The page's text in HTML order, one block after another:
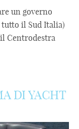
un governo
tutto il Sud Italia)
Centrodestra
DI YACHT